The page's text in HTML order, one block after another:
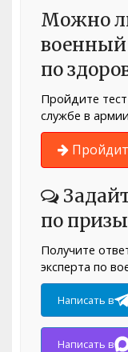
Можно
военный
по
Пройдите
службе в
по
Получите
эксперта по
Написать в
Написать в